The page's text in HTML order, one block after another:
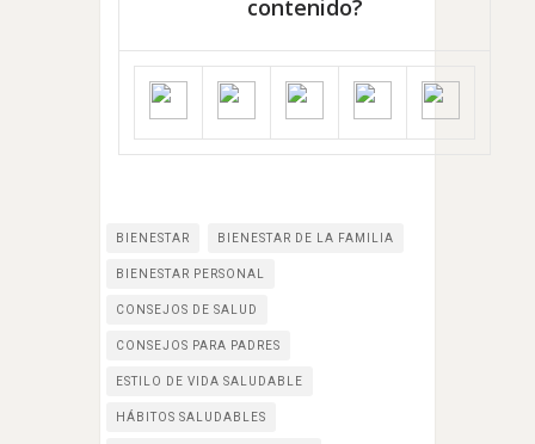
contenido?
BIENESTAR BIENESTAR DE LA FAMILIA
BIENESTAR PERSONAL
CONSEJOS DE SALUD
CONSEJOS PARA PADRES
ESTILO DE VIDA SALUDABLE
HÁBITOS SALUDABLES